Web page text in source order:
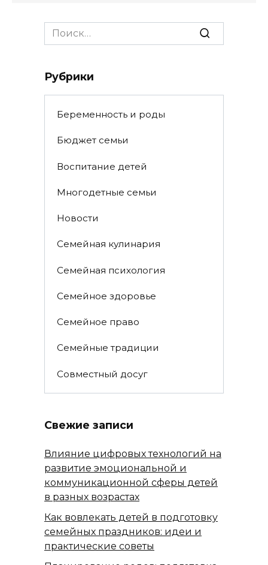
Search
for:
Рубрики
Беременность и роды
Бюджет семьи
Воспитание детей
Многодетные семьи
Новости
Семейная кулинария
Семейная психология
Семейное здоровье
Семейное право
Семейные традиции
Совместный досуг
Свежие записи
Влияние цифровых технологий на
развитие эмоциональной и
коммуникационной сферы детей
в разных возрастах
Как вовлекать детей в подготовку
семейных праздников: идеи и
практические советы